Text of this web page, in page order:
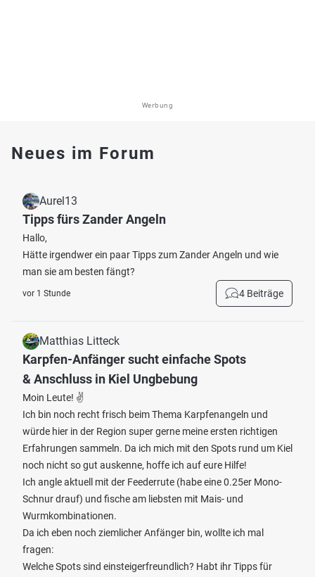
Werbung
Neues im Forum
Aurel13
Tipps fürs Zander Angeln
Hallo,
Hätte irgendwer ein paar Tipps zum Zander Angeln und wie
man sie am besten fängt?
vor 1 Stunde 4 Beiträge
Matthias Litteck
Karpfen-Anfänger sucht einfache Spots
& Anschluss in Kiel Ungbebung
Moin Leute! ✌️
Ich bin noch recht frisch beim Thema Karpfenangeln und
würde hier in der Region super gerne meine ersten richtigen
Erfahrungen sammeln. Da ich mich mit den Spots rund um Kiel
noch nicht so gut auskenne, hoffe ich auf eure Hilfe!
Ich angle aktuell mit der Feederrute (habe eine 0.25er Mono-
Schnur drauf) und fische am liebsten mit Mais- und
Wurmkombinationen.
Da ich eben noch ziemlicher Anfänger bin, wollte ich mal
fragen:
Welche Spots sind einsteigerfreundlich? Habt ihr Tipps für